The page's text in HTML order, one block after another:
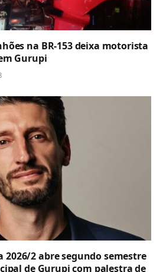
na BR-153 deixa motorista
Gurupi
2026/2 abre segundo semestre
de Gurupi com palestra de